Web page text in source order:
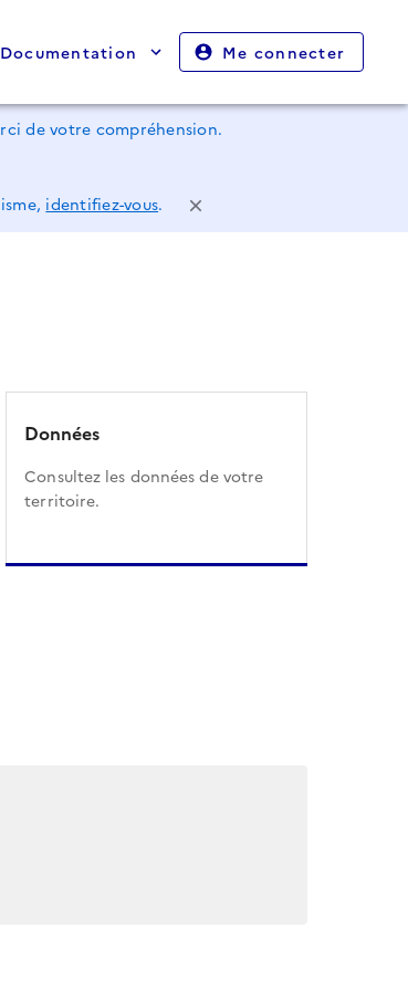
Documentation Me connecter
de votre compréhension.
identifiez-vous.
Données
Consultez les données de votre
territoire.